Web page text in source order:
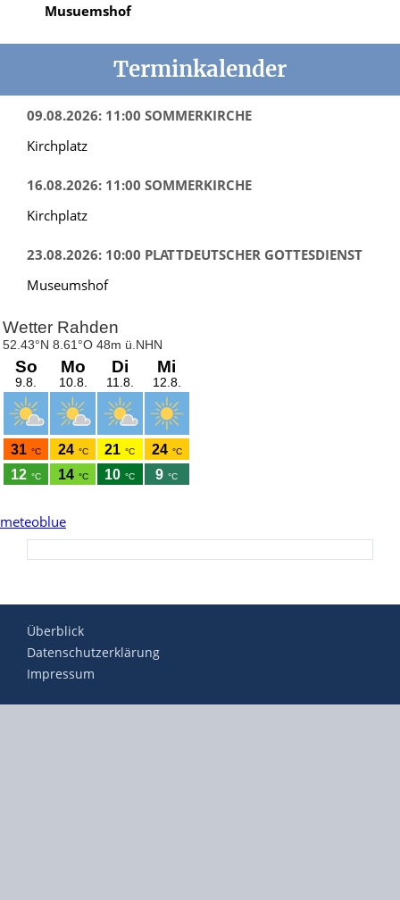
Musuemshof
Terminkalender
09.08.2026: 11:00 SOMMERKIRCHE
Kirchplatz
16.08.2026: 11:00 SOMMERKIRCHE
Kirchplatz
23.08.2026: 10:00 PLATTDEUTSCHER GOTTESDIENST
Museumshof
meteoblue
Überblick
Datenschutzerklärung
Impressum